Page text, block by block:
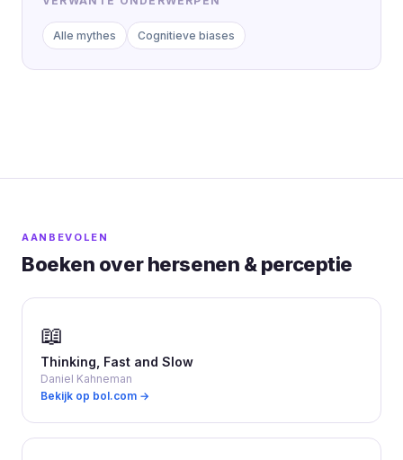
Alle mythes Cognitieve biases
AANBEVOLEN
Boeken over hersenen & perceptie
📖
Thinking, Fast and Slow
Daniel Kahneman
Bekijk op bol.com →